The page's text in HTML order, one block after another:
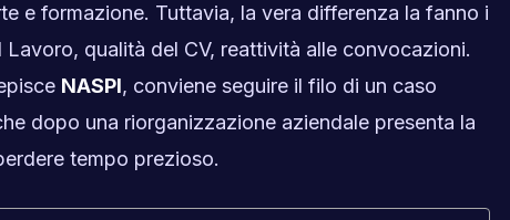
e formazione. Tuttavia, la vera differenza la fanno i
qualità del CV, reattività alle convocazioni.
NASPI, conviene seguire il filo di un caso
dopo una riorganizzazione aziendale presenta la
tempo prezioso.